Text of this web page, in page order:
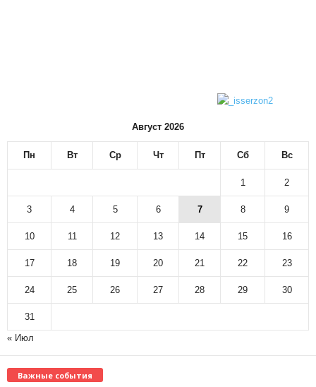
Август 2026
Пн Вт Ср Чт Пт Сб Вс
1 2
3 4 5 6 7 8 9
10 11 12 13 14 15 16
17 18 19 20 21 22 23
24 25 26 27 28 29 30
31
« Июл
Важные события